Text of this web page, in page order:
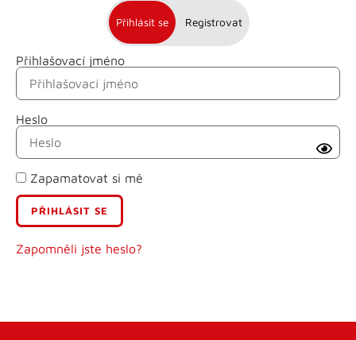
Přihlásit se Registrovat
Přihlašovací jméno
Heslo
Zapamatovat si mě
Zapomněli jste heslo?
Jméno
Příjmení
E-mail
Uživatelské jméno